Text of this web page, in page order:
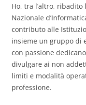
Ho, tra l’altro,
Nazionale
contributo alle
insieme un gruppo di
con passione
divulgare ai non
limiti e modalità
professione.